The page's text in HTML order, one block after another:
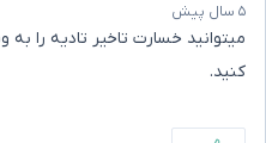
۵ سال پیش
میتوانید خسارت تاخیر تادیه را
کنید.